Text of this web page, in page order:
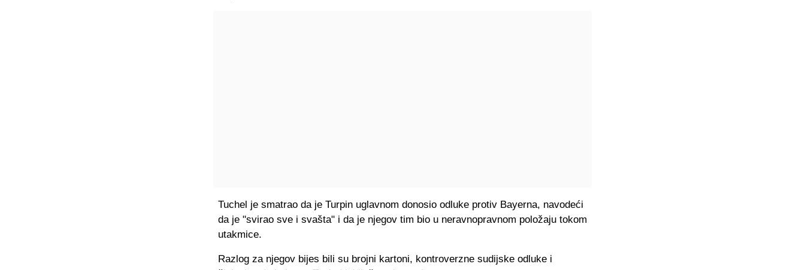
Tuchel je smatrao da je Turpin uglavnom donosio odluke protiv Bayerna, navodeći
da je "svirao sve i svašta" i da je njegov tim bio u neravnopravnom položaju tokom
utakmice.
Razlog za njegov bijes bili su brojni kartoni, kontroverzne sudijske odluke i